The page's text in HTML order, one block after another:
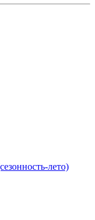
лето)